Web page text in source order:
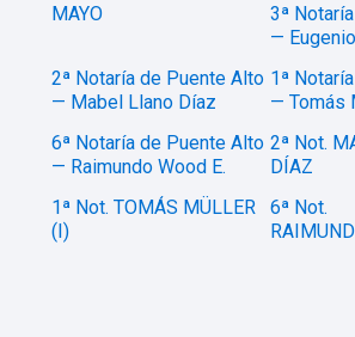
MAYO
3ª
—
2ª Notaría de Puente Alto
— Mabel Llano Díaz
1ª
— Tomás
6ª Notaría de Puente Alto
— Raimundo Wood E.
2ª Not.
DÍAZ
1ª Not. TOMÁS MÜLLER
(I)
6ª Not.